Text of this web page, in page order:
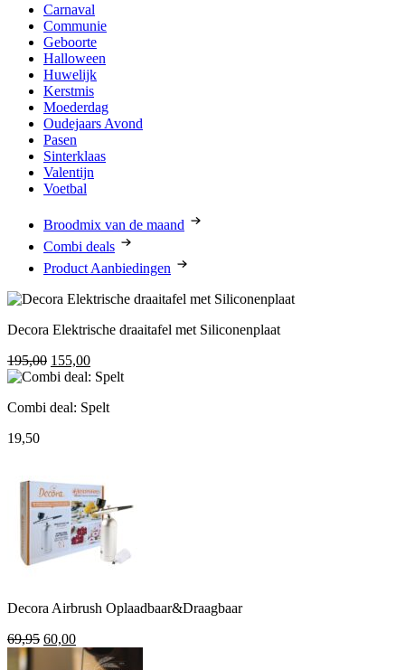
Carnaval
Communie
Geboorte
Halloween
Huwelijk
Kerstmis
Moederdag
Oudejaars Avond
Pasen
Sinterklaas
Valentijn
Voetbal
Broodmix van de maand
Combi deals
Product Aanbiedingen
Decora Elektrische draaitafel met Siliconenplaat
195,00 Oorspronkelijke
prijs
195,00.
155,00Huidige
prijs
155,00.
Combi deal: Spelt
19,50
Decora Airbrush Oplaadbaar&Draagbaar
69,95 Oorspronkelijke
60,00Huidige
prijs